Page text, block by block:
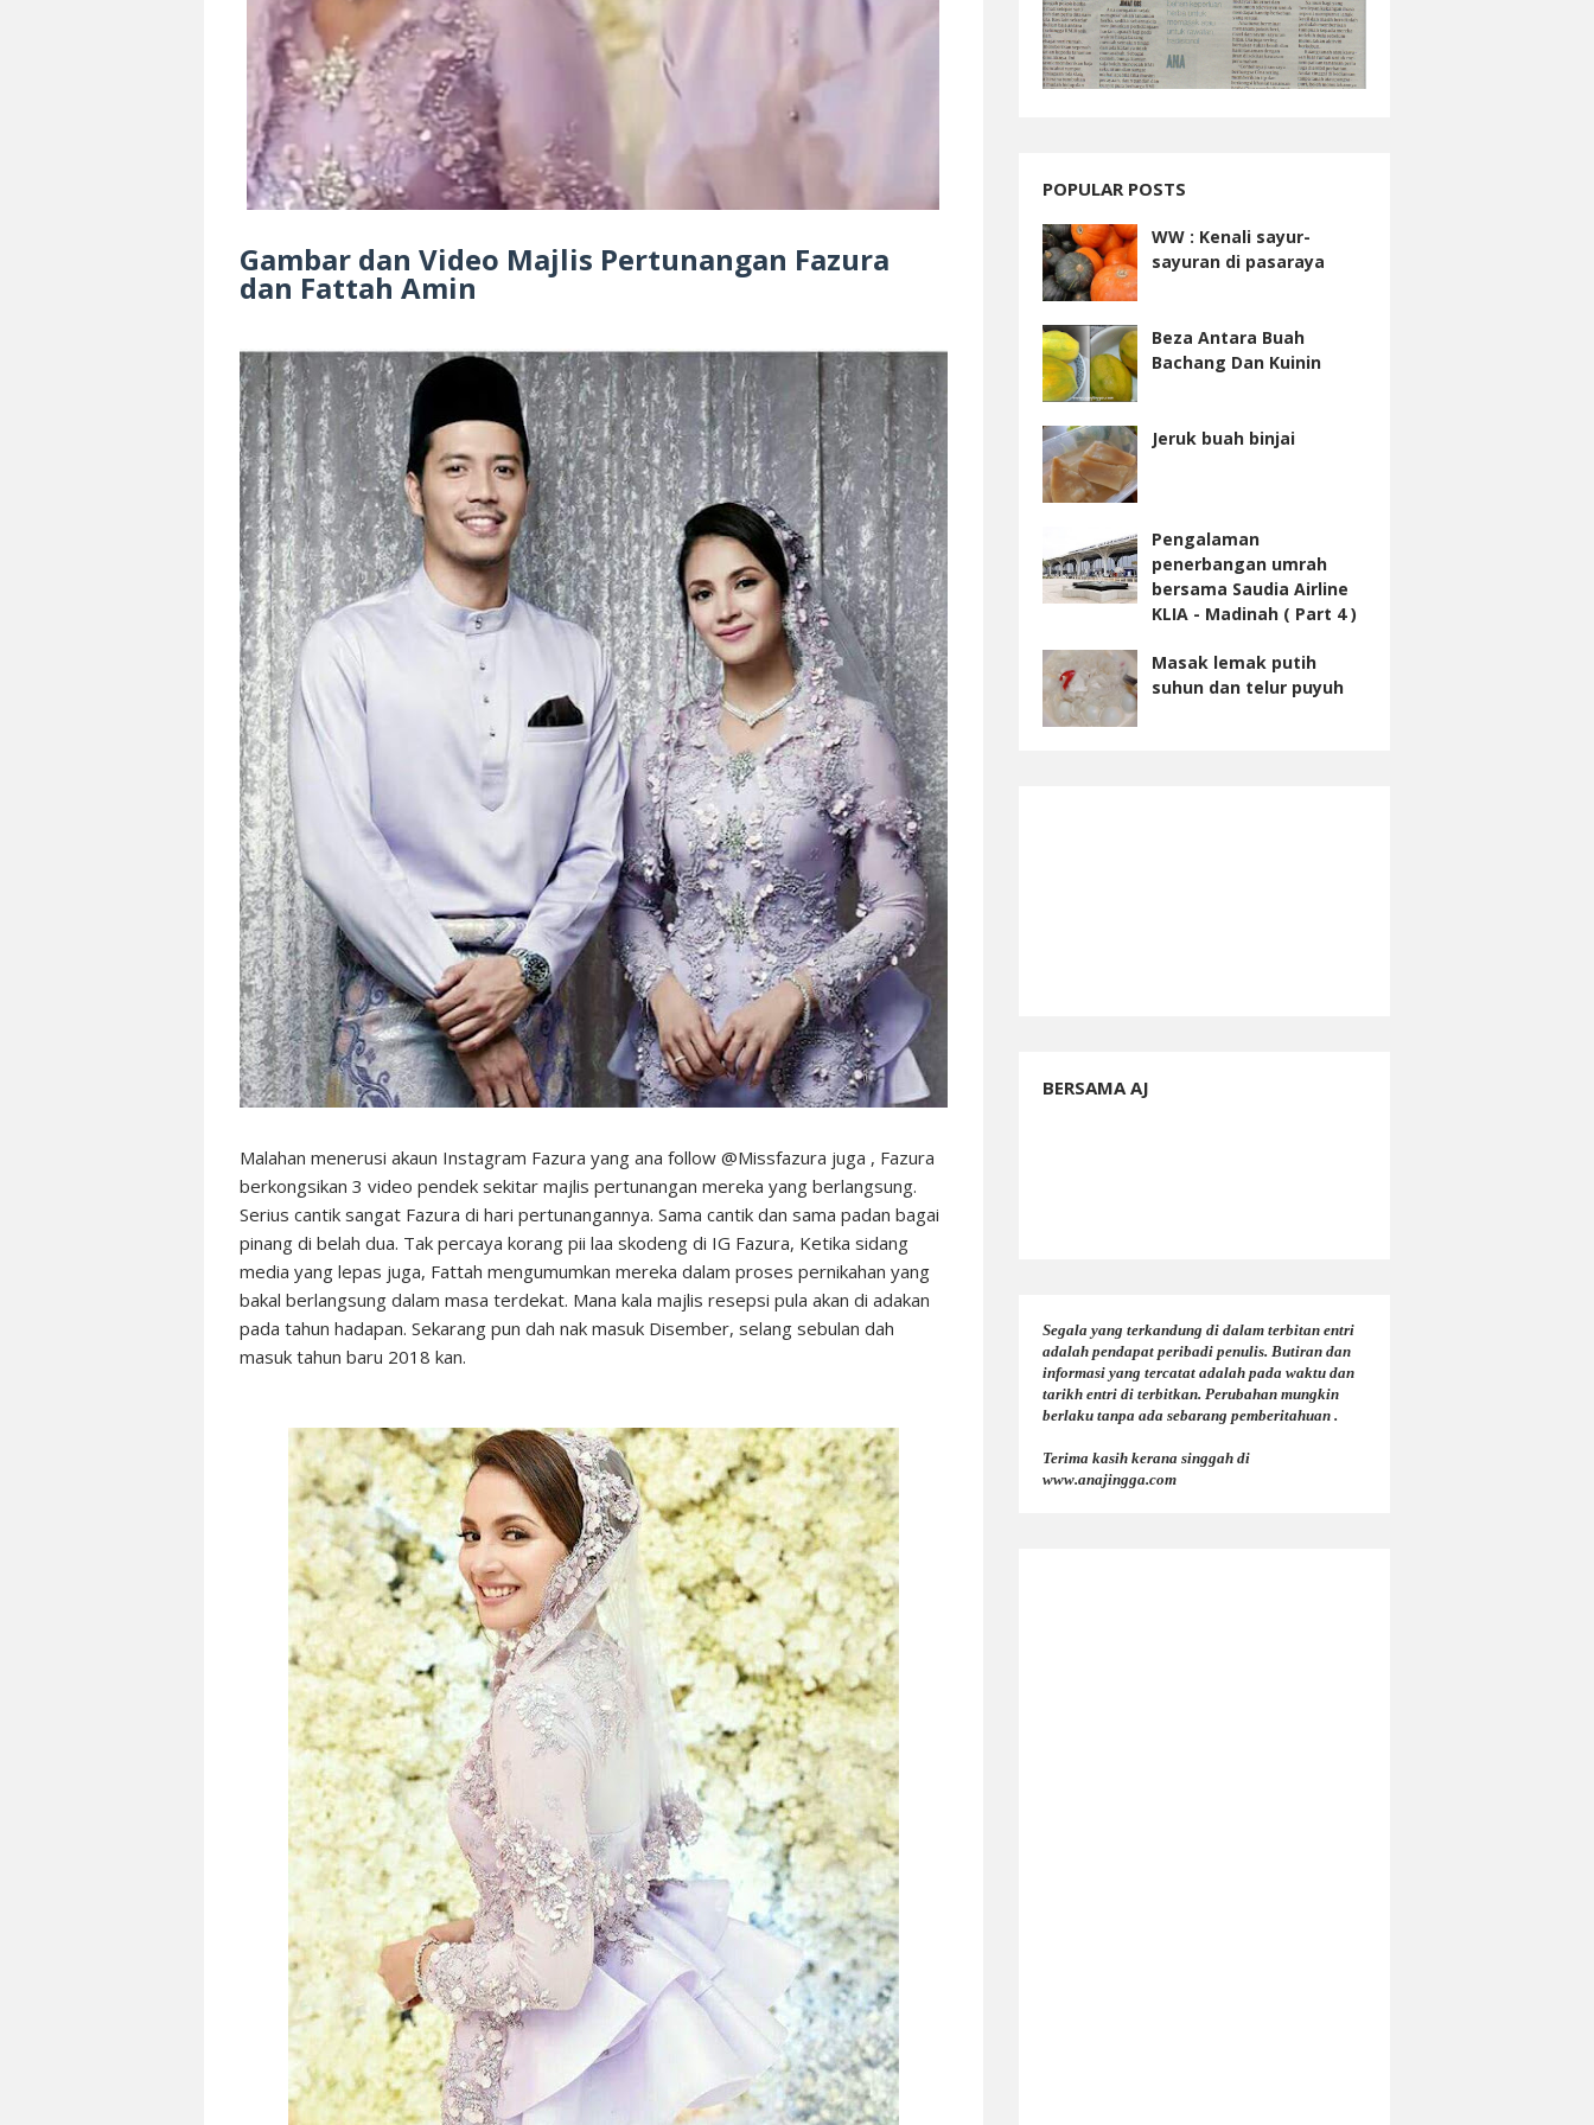
Gambar dan Video Majlis Pertunangan Fazura
dan Fattah Amin
Malahan menerusi akaun Instagram Fazura yang ana follow @Missfazura juga , Fazura
berkongsikan 3 video pendek sekitar majlis pertunangan mereka yang berlangsung.
Serius cantik sangat Fazura di hari pertunangannya. Sama cantik dan sama padan bagai
pinang di belah dua. Tak percaya korang pii laa skodeng di IG Fazura, Ketika sidang
media yang lepas juga, Fattah mengumumkan mereka dalam proses pernikahan yang
bakal berlangsung dalam masa terdekat. Mana kala majlis resepsi pula akan di adakan
pada tahun hadapan. Sekarang pun dah nak masuk Disember, selang sebulan dah
masuk tahun baru 2018 kan.
POPULAR POSTS
WW : Kenali sayur-
sayuran di pasaraya
Beza Antara Buah
Bachang Dan Kuinin
Jeruk buah binjai
Pengalaman
penerbangan umrah
bersama Saudia Airline
KLIA - Madinah ( Part 4 )
Masak lemak putih
suhun dan telur puyuh
BERSAMA AJ
Segala yang terkandung di dalam terbitan entri
adalah pendapat peribadi penulis. Butiran dan
informasi yang tercatat adalah pada waktu dan
tarikh entri di terbitkan. Perubahan mungkin
berlaku tanpa ada sebarang pemberitahuan .
Terima kasih kerana singgah di
www.anajingga.com